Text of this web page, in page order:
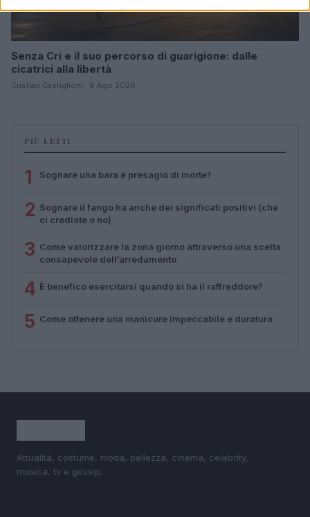
Senza Cri e il suo percorso di guarigione: dalle
cicatrici alla libertà
Cristian Castiglioni · 8 Ago 2026
PIÙ LETTI
1 Sognare una bara è presagio di morte?
2 Sognare il fango ha anche dei significati positivi (che
ci crediate o no)
3 Come valorizzare la zona giorno attraverso una scelta
consapevole dell’arredamento
4 È benefico esercitarsi quando si ha il raffreddore?
5 Come ottenere una manicure impeccabile e duratura
Attualità, costume, moda, bellezza, cinema, celebrity,
musica, tv e gossip.